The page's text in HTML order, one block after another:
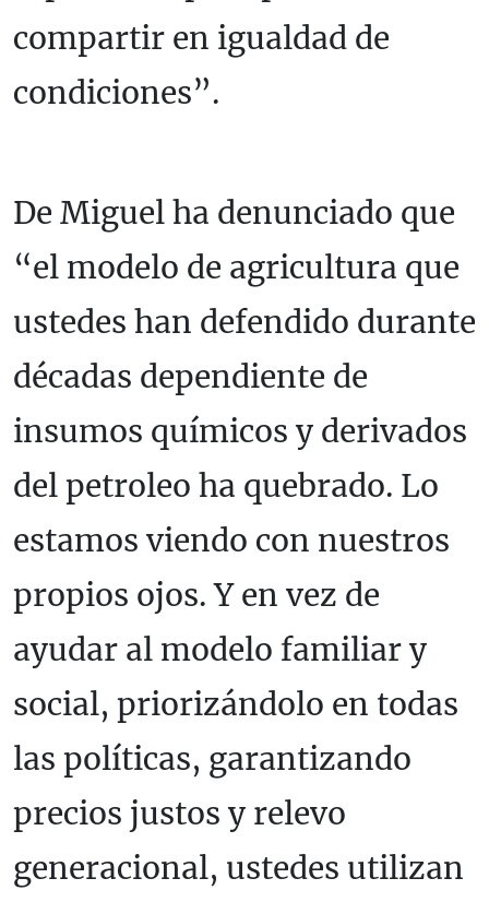
compartir en igualdad de
condiciones”.
De Miguel ha denunciado que
“el modelo de agricultura que
ustedes han defendido durante
décadas dependiente de
insumos químicos y derivados
del petroleo ha quebrado. Lo
estamos viendo con nuestros
propios ojos. Y en vez de
ayudar al modelo familiar y
social, priorizándolo en todas
las políticas, garantizando
precios justos y relevo
generacional, ustedes utilizan